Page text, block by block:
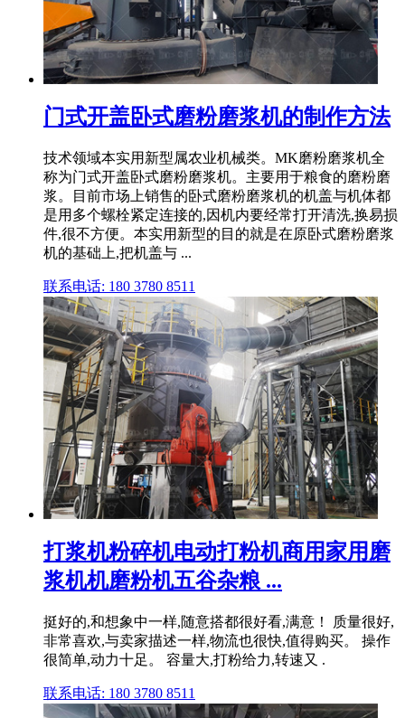
门式开盖卧式磨粉磨浆机的制作方法
技术领域本实用新型属农业机械类。MK磨粉磨浆机全
称为门式开盖卧式磨粉磨浆机。主要用于粮食的磨粉磨
浆。目前市场上销售的卧式磨粉磨浆机的机盖与机体都
是用多个螺栓紧定连接的,因机内要经常打开清洗,换易损
件,很不方便。本实用新型的目的就是在原卧式磨粉磨浆
机的基础上,把机盖与 ...
联系电话: 180 3780 8511
打浆机粉碎机电动打粉机商用家用磨
浆机机磨粉机五谷杂粮 ...
挺好的,和想象中一样,随意搭都很好看,满意！ 质量很好,
非常喜欢,与卖家描述一样,物流也很快,值得购买。 操作
很简单,动力十足。 容量大,打粉给力,转速又 .
联系电话: 180 3780 8511